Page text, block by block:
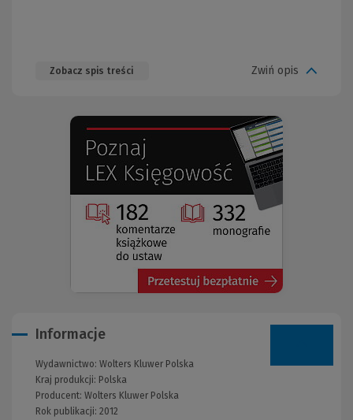
Zobacz spis treści Zwiń opis
Informacje
Wydawnictwo: Wolters Kluwer Polska
Kraj produkcji: Polska
Producent: Wolters Kluwer Polska
Rok publikacji: 2012